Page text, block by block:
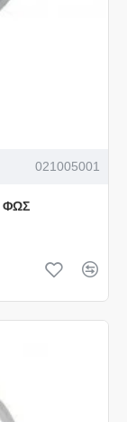
021005001
ΦΩΣ